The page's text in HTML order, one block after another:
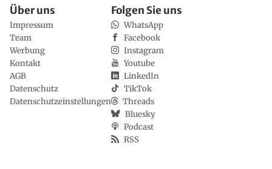
Über uns
Impressum
Team
Werbung
Kontakt
AGB
Datenschutz
Datenschutzeinstellungen
Folgen Sie uns
WhatsApp
Facebook
Instagram
Youtube
LinkedIn
TikTok
Threads
Bluesky
Podcast
RSS